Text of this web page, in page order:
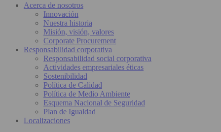
Acerca de nosotros
Innovación
Nuestra historia
Misión, visión, valores
Corporate Procurement
Responsabilidad corporativa
Responsabilidad social corporativa
Actividades empresariales éticas
Sostenibilidad
Política de Calidad
Política de Medio Ambiente
Esquema Nacional de Seguridad
Plan de Igualdad
Localizaciones